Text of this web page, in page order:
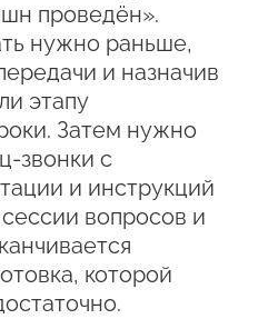
проведён».
нужно раньше,
и назначив
этапу
Затем нужно
звонки с
и инструкций
вопросов и
которой